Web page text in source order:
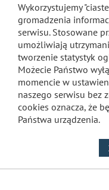
Wykorzystujemy
gromadzenia
serwisu. Stosowane
umożliwiają
tworzenie statystyk
Możecie Państwo
momencie w
naszego serwisu bez
cookies oznacza, że
Państwa urządzenia.